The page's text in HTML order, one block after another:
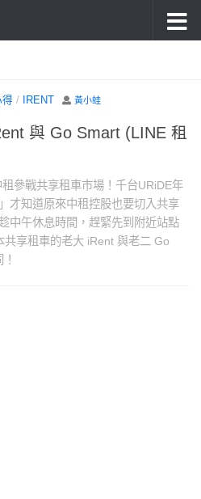
得 / IRENT 黃小蛙
與 Go Smart (LINE 租
參戰共享租車市場！千台URiDE年
才知道原來中租控股也要切入共享
中午休息時間，趕緊先到附近站點
享租車的老大 iRent 與老二 Go